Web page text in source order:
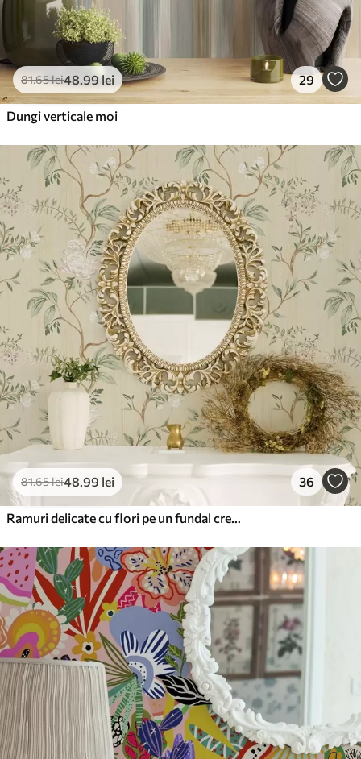
81.65lei48.99 lei 29
Dungi verticale moi
81.65lei48.99 lei 36
Ramuri delicate cu flori pe un fundal crem cald